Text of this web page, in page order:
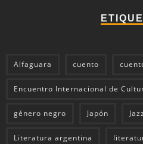
Alfaguara cuento
Encuentro Internacional de
género negro Japón Jazz
Literatura argentina